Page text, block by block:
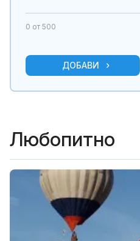
0 от 500
ДОБАВИ
Любопитно